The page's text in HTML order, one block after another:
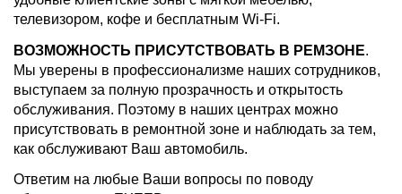
телевизором, кофе и бесплатным Wi-Fi.
ВОЗМОЖНОСТЬ ПРИСУТСТВОВАТЬ В РЕМЗОНЕ.
Мы уверены в профессионализме наших сотрудников,
выступаем за полную прозрачность и открытость
обслуживания. Поэтому в наших центрах можно
присутствовать в ремонтной зоне и наблюдать за тем,
как обслуживают Ваш автомобиль.
Ответим на любые Ваши вопросы по поводу